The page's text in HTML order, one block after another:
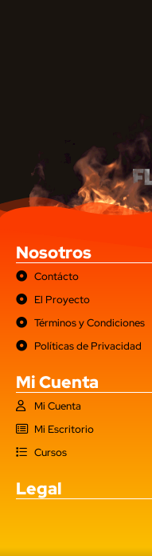
Nosotros
Contácto
El Proyecto
Términos y Condiciones
Políticas de Privacidad
Mi Cuenta
Mi Cuenta
Mi Escritorio
Cursos
Legal